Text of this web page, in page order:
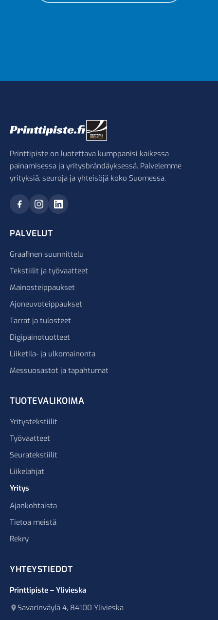
Printtipiste on luotettava kumppanisi kaikessa
painamisessa ja yritysbrändäyksessä. Palvelemme
yrityksiä, seuroja ja yhteisöjä koko Suomessa.
PALVELUT
Graafinen suunnittelu
Tekstiilit ja työvaatteet
Mainosteippaukset
Ajoneuvoteippaukset
Tarrat ja tulosteet
Digipainotuotteet
Liiketila- ja ulkomainonta
Messuosastot ja tapahtumat
TUOTEVALIKOIMA
Yritystekstiilit
Työvaatteet
Seuratekstiilit
Liikelahjat
Yritys
Ajankohtaista
Tietoa meistä
Rekry
YHTEYSTIEDOT
Printtipiste – Ylivieska
Savarinväylä 4, 84100 Ylivieska